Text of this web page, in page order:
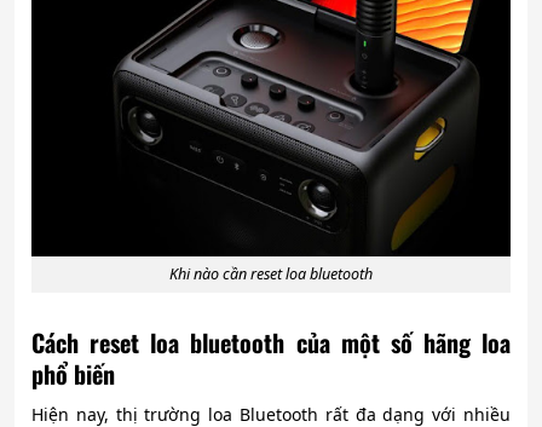
Khi nào cần reset loa bluetooth
Cách reset loa bluetooth của một số hãng loa
phổ biến
Hiện nay, thị trường loa Bluetooth rất đa dạng với nhiều